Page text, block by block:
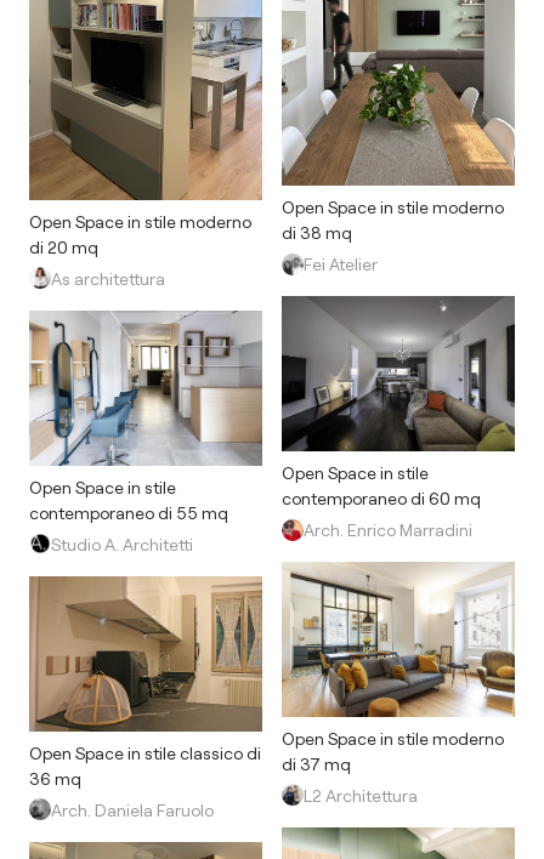
Open Space in stile moderno
di 20 mq
As architettura
Open Space in stile
contemporaneo di 55 mq
Studio A. Architetti
Open Space in stile classico di
36 mq
Arch. Daniela Faruolo
Open Space in stile moderno
di 38 mq
Fei Atelier
Open Space in stile
contemporaneo di 60 mq
Arch. Enrico Marradini
Open Space in stile moderno
di 37 mq
L2 Architettura